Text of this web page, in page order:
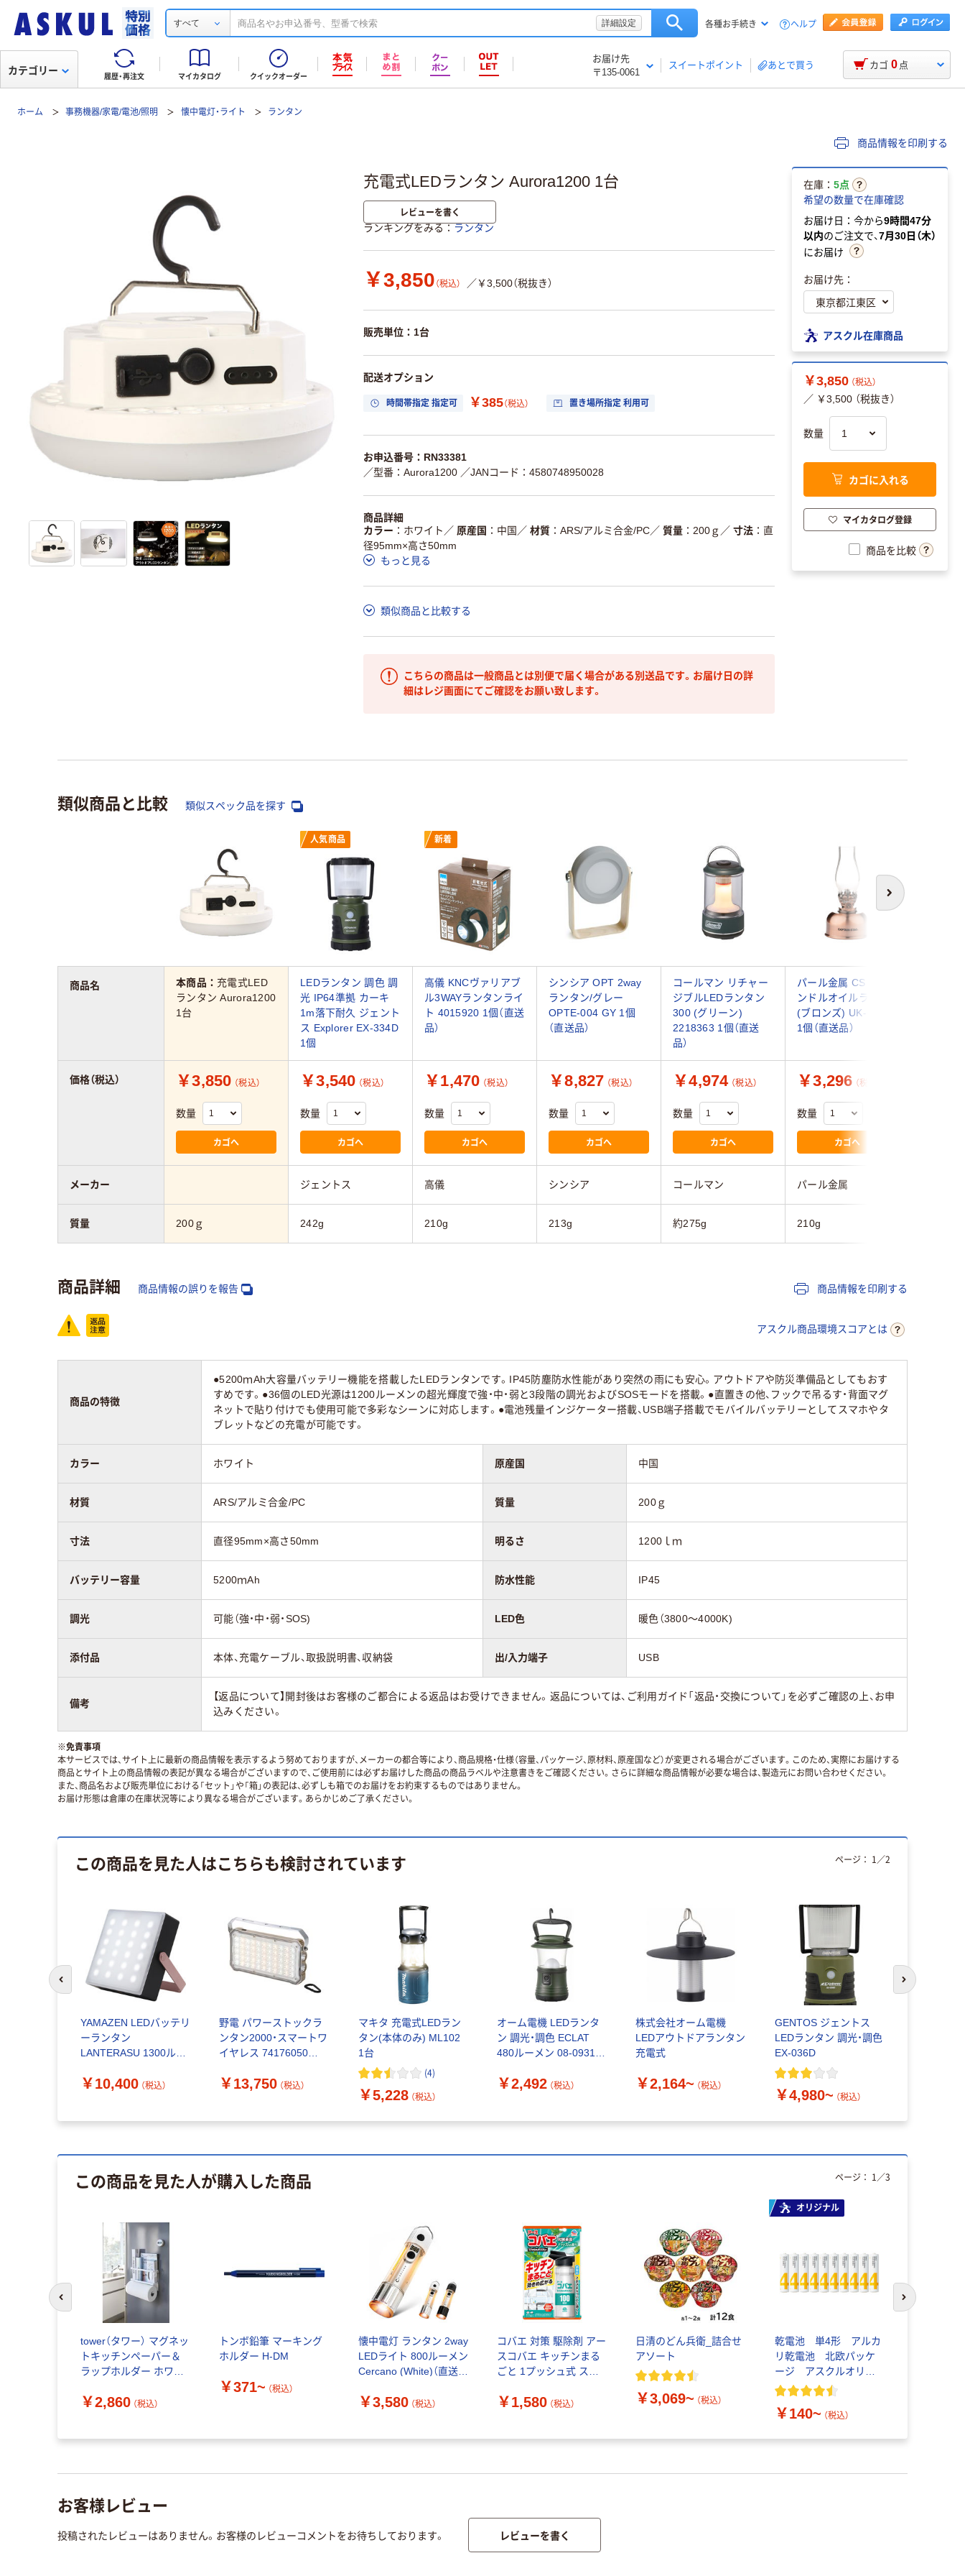
すべて 詳細設定 各種お手続き ヘルプ
履歴・再注文 マイカタログ クイックオーダー
お届け先
〒135-0061
スイートポイント あとで買う
カテゴリー カゴ 0 点
ホーム 事務機器/家電/電池/照明 懐中電灯・ライト ランタン
商品情報を印刷する
充電式LEDランタン Aurora1200 1台
レビューを書く
ランキングをみる ランタン
￥3,850 （税込） ／￥3,500（税抜き）
販売単位：1台
配送オプション
時間帯指定 指定可 ￥385（税込） 置き場所指定 利用可
お申込番号：RN33381
／型番：Aurora1200 ／JANコード：4580748950028
商品詳細
カラー
ホワイト ／ 原産国 中国 ／ 材質 ARS/アルミ合金/PC／ 質量 200ｇ ／ 寸法
直
径95mm×高さ50mm
もっと見る
類似商品と比較する
こちらの商品は一般商品とは別便で届く場合がある別送品です。お届け日の詳
細はレジ画面にてご確認をお願い致します。
在庫： 5点
希望の数量で在庫確認
お届け日：今から9時間47分
以内のご注文で、7月30日（木）
にお届け
お届け先：
アスクル在庫商品
￥3,850 （税込）
／ ￥3,500 （税抜き）
数量
カゴに入れる
マイカタログ登録
商品を比較
類似商品と比較 類似スペック品を探す
次へ
人気商品 新着
本商品： 充電式LED
ランタン Aurora1200
1台
LEDランタン 調色 調
光 IP64準拠 カーキ
1m落下耐久 ジェント
ス Explorer EX-334D
1個
高儀 KNCヴァリアブ
ル3WAYランタンライ
ト 4015920 1個（直送
品）
シンシア OPT 2way
ランタン/グレー
OPTE-004 GY 1個
（直送品）
コールマン リチャー
ジブルLEDランタン
300 (グリーン)
2218363 1個（直送
品）
パール金属 CS キャ
ンドルオイルランプ
(ブロンズ) UK-0522
1個（直送品）
￥3,850 （税込）
数量
カゴへ
￥3,540 （税込）
数量
カゴへ
￥1,470 （税込）
数量
カゴへ
￥8,827 （税込）
数量
カゴへ
￥4,974 （税込）
数量
カゴへ
￥3,296 （税込）
数量
カゴへ
ジェントス 高儀 シンシア コールマン パール金属
200ｇ 242g 210g 213g 約275g 210g
商品名
価格（税込）
メーカー
質量
商品詳細 商品情報の誤りを報告 商品情報を印刷する
アスクル商品環境スコアとは
商品の特徴
●5200ｍAh大容量バッテリー機能を搭載したLEDランタンです。IP45防塵防水性能があり突然の雨にも安心。アウトドアや防災準備品としてもおす
すめです。●36個のLED光源は1200ルーメンの超光輝度で強・中・弱と3段階の調光およびSOSモードを搭載。●直置きの他、フックで吊るす・背面マグ
ネットで貼り付けでも使用可能で多彩なシーンに対応します。●電池残量インジケーター搭載、USB端子搭載でモバイルバッテリーとしてスマホやタ
ブレットなどの充電が可能です。
カラー ホワイト 原産国 中国
材質 ARS/アルミ合金/PC 質量 200ｇ
寸法 直径95mm×高さ50mm 明るさ 1200ｌｍ
バッテリー容量 5200ｍAh 防水性能 IP45
調光 可能（強・中・弱・SOS) LED色 暖色（3800～4000K)
添付品 本体、充電ケーブル、取扱説明書、収納袋 出/入力端子 USB
備考
【返品について】開封後はお客様のご都合による返品はお受けできません。返品については、ご利用ガイド「返品・交換について」を必ずご確認の上、お申
込みください。
※免責事項
本サービスでは、サイト上に最新の商品情報を表示するよう努めておりますが、メーカーの都合等により、商品規格・仕様（容量、パッケージ、原材料、原産国など）が変更される場合がございます。このため、実際にお届けする
商品とサイト上の商品情報の表記が異なる場合がございますので、ご使用前には必ずお届けした商品の商品ラベルや注意書きをご確認ください。さらに詳細な商品情報が必要な場合は、製造元にお問い合わせください。
また、商品名および販売単位における「セット」や「箱」の表記は、必ずしも箱でのお届けをお約束するものではありません。
お届け形態は倉庫の在庫状況等により異なる場合がございます。あらかじめご了承ください。
この商品を見た人はこちらも検討されています
YAMAZEN LEDバッテリ
ーランタン
LANTERASU 1300ルー
300(BK) 1台
￥10,400 （税込）
野電 パワーストックラ
ンタン2000・スマートワ
イヤレス 74176050
￥13,750 （税込）
マキタ 充電式LEDラン
タン(本体のみ) ML102
1台
(4)
￥5,228 （税込）
オーム電機 LEDランタ
ン 調光・調色 ECLAT
480ルーメン 08-0931 1
￥2,492 （税込）
株式会社オーム電機
LEDアウトドアランタン
充電式
￥2,164~ （税込）
GENTOS ジェントス
LEDランタン 調光・調色
EX-036D
￥4,980~ （税込）
ページ： 1 ／2
前のスライドへ 次のスライド
この商品を見た人が購入した商品
tower（タワー） マグネッ
トキッチンペーパー＆
ラップホルダー ホワイ
￥2,860 （税込）
トンボ鉛筆 マーキング
ホルダー H-DM
￥371~ （税込）
懐中電灯 ランタン 2way
LEDライト 800ルーメン
Cercano (White)（直送
￥3,580 （税込）
コバエ 対策 駆除剤 アー
スコバエ キッチンまる
ごと 1プッシュ式 スプ
退治 ゴミ箱 ワンプッシ
￥1,580 （税込）
日清のどん兵衛_詰合せ
アソート
￥3,069~ （税込）
オリジナル
乾電池 単4形 アルカ
リ乾電池 北欧パッケ
ージ アスクルオリジ
ナル
￥140~ （税込）
ページ： 1 ／3
前のスライドへ 次のスライド
お客様レビュー
投稿されたレビューはありません。お客様のレビューコメントをお待ちしております。 レビューを書く